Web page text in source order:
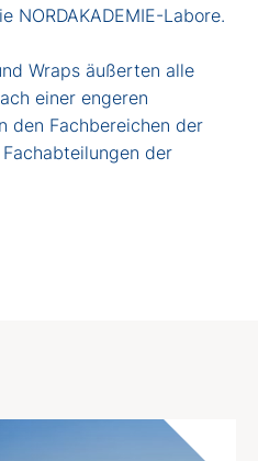
NORDAKADEMIE-Labore.
Wraps äußerten alle
einer engeren
den Fachbereichen der
Fachabteilungen der